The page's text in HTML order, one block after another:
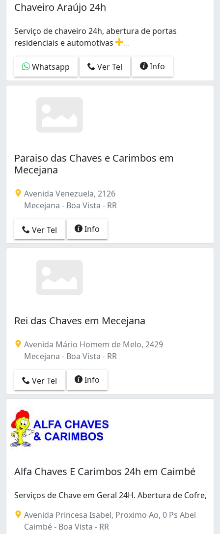
Chaveiro Araújo 24h
Serviço de chaveiro 24h, abertura de portas
residenciais e automotivas
Whatsapp
Ver Tel Info
Paraiso das Chaves e Carimbos em
Mecejana
Avenida Venezuela, 2126
Mecejana - Boa Vista - RR
Ver Tel Info
Rei das Chaves em Mecejana
Avenida Mário Homem de Melo, 2429
Mecejana - Boa Vista - RR
Ver Tel Info
Alfa Chaves E Carimbos 24h em Caimbé
Serviços de Chave em Geral 24H. Abertura de Cofre,
Avenida Princesa Isabel, Proximo Ao, 0 Ps Abel
Caimbé - Boa Vista - RR